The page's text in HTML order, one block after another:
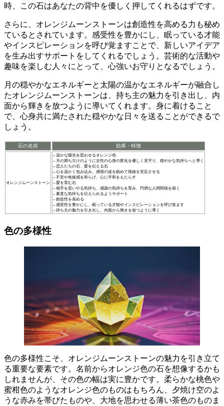
時、この石はあなたの背中を優しく押してくれるはずです。
さらに、オレンジムーンストーンは創造性を高める力も秘め
ているとされています。感受性を豊かにし、 眠っている才能
やインスピレーションを呼び覚ますことで、新しいアイデア
を生み出すサポートをしてくれるでしょう。芸術的な活動や
趣味を楽しむ人々にとって、心強いお守りとなるでしょう。
月の穏やかなエネルギーと太陽の温かなエネルギーが融合し
たオレンジムーンストーンは、持ち主の魅力を引き出し、内
面から輝きを放つように導いてくれます。身に着けること
で、 心身共に満たされた穏やかな日々 を送ることができるで
しょう。
石の名前 効果・特徴
オレンジムーンストーン
– 温かな陽光を思わせるオレンジ色
– 月の満ち欠けのように女性の心身の変化を優しく見守り、穏やかな気持ちへと導く
– 恋人たちの石、愛を伝える石
– 心を温かく包み込み、感情の波を鎮めて情緒を安定させる
– 不安や焦燥感を和らげ、心に平和をもたらす
– 愛を育む石
– 相手を思いやる気持ち、感謝の気持ちを育み、円満な人間関係を築く
– 素直な気持ちを伝えられるようサポート
– 創造性を高める
– 感受性を豊かにし、眠っている才能やインスピレーションを呼び覚ます
– 持ち主の魅力を引き出し、内面から輝きを放つように導く
色の多様性
色の多様性こそ、オレンジムーンストーンの魅力を引き立て
る重要な要素です。名前からオレンジ色の石を想像するかも
しれませんが、その色の幅は実に豊かです。 柔らかな桃色や
蜜柑色のようなオレンジ色のものはもちろん、 夕焼け空のよ
うな赤みを帯びたものや、 大地を思わせる薄い茶色のものま